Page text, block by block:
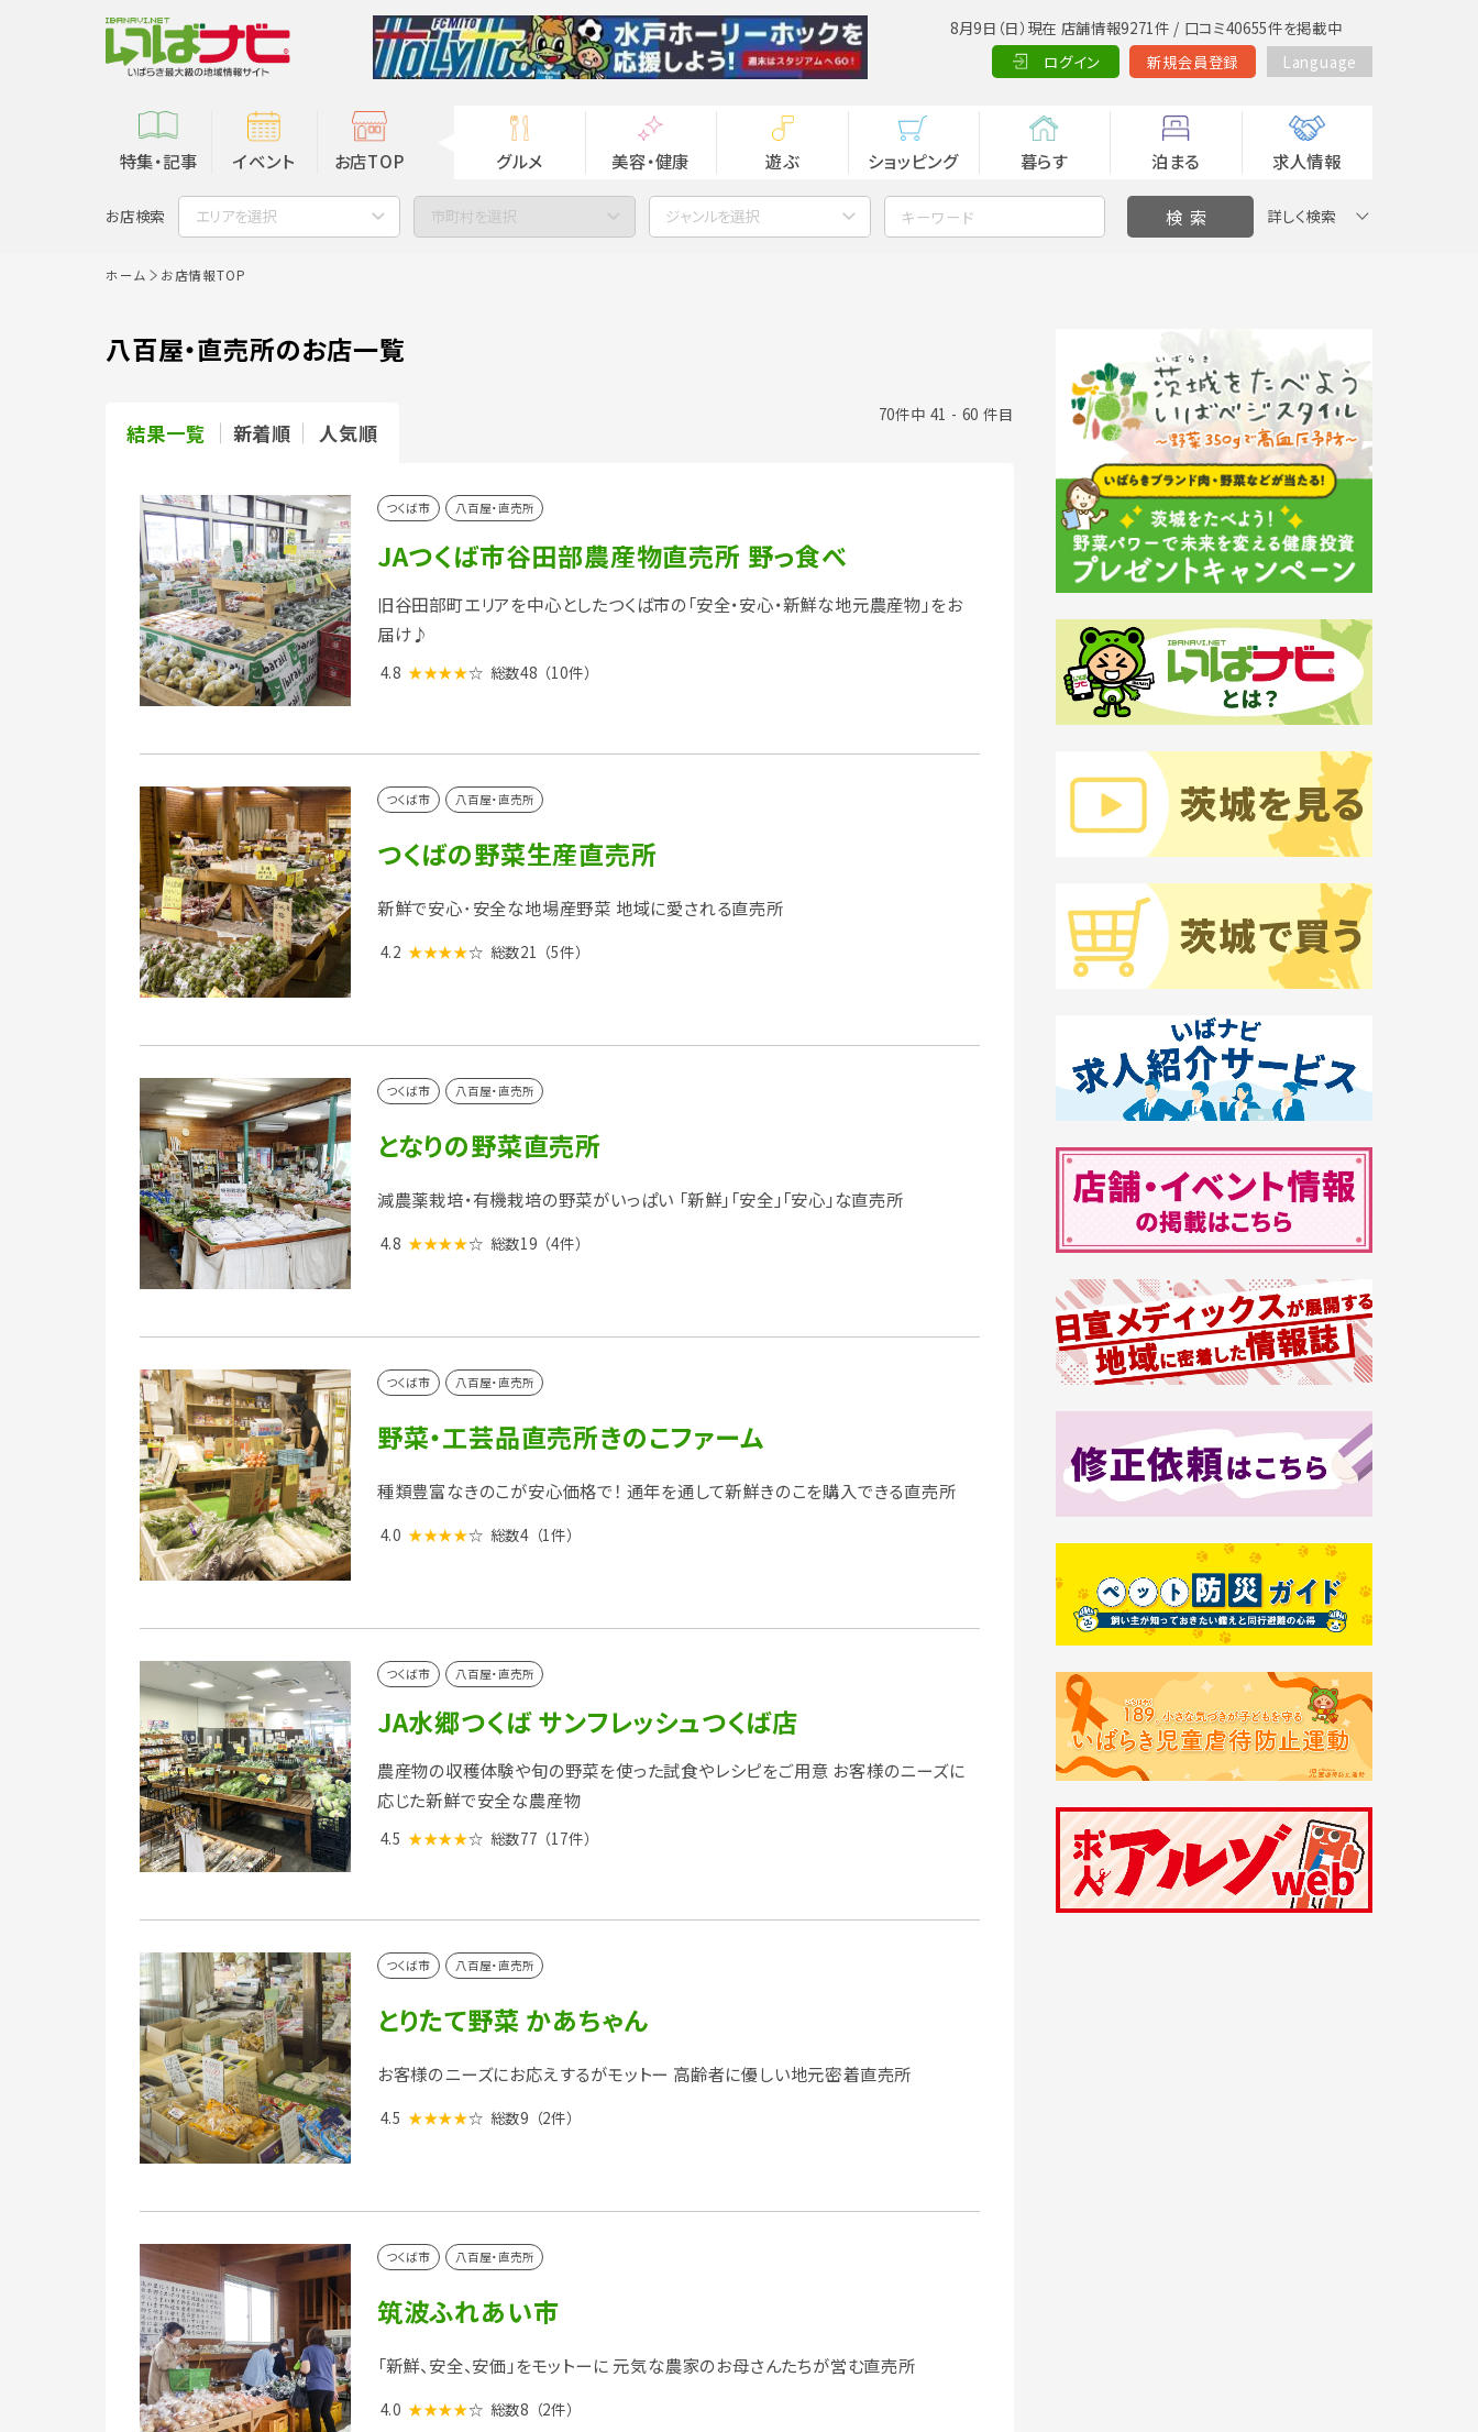
8月9日（日）現在 店舗情報9271件 / 口コミ40655件を掲載中
ログイン
新規会員登録 Language
特集・記事 イベント お店TOP グルメ 美容・健康 遊ぶ ショッピング 暮らす 泊まる 求人情報
お店検索 エリアを選択 市町村を選択 ジャンルを選択 詳しく検索
ホーム お店情報TOP
八百屋・直売所のお店一覧
結果一覧 新着順 人気順
70件中 41 - 60 件目
つくば市 八百屋・直売所
JAつくば市谷田部農産物直売所 野っ食べ
旧谷田部町エリアを中心としたつくば市の「安全・安心・新鮮な地元農産物」をお
届け♪
4.8 ★★★★☆ 総数48 （10件）
つくば市 八百屋・直売所
つくばの野菜生産直売所
新鮮で安心･安全な地場産野菜 地域に愛される直売所
4.2 ★★★★☆ 総数21 （5件）
つくば市 八百屋・直売所
となりの野菜直売所
減農薬栽培・有機栽培の野菜がいっぱい 「新鮮」「安全」「安心」な直売所
4.8 ★★★★☆ 総数19 （4件）
つくば市 八百屋・直売所
野菜・工芸品直売所きのこファーム
種類豊富なきのこが安心価格で！ 通年を通して新鮮きのこを購入できる直売所
4.0 ★★★★☆ 総数4 （1件）
つくば市 八百屋・直売所
JA水郷つくば サンフレッシュつくば店
農産物の収穫体験や旬の野菜を使った試食やレシピをご用意 お客様のニーズに
応じた新鮮で安全な農産物
4.5 ★★★★☆ 総数77 （17件）
つくば市 八百屋・直売所
とりたて野菜 かあちゃん
お客様のニーズにお応えするがモットー 高齢者に優しい地元密着直売所
4.5 ★★★★☆ 総数9 （2件）
つくば市 八百屋・直売所
筑波ふれあい市
「新鮮、安全、安価」をモットーに 元気な農家のお母さんたちが営む直売所
4.0 ★★★★☆ 総数8 （2件）